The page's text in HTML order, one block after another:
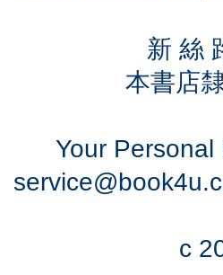
新 絲
本書店
Your
c